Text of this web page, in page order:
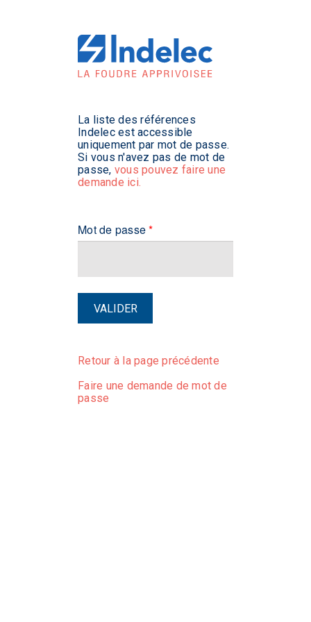
La liste des références
Indelec est accessible
uniquement par mot de passe.
Si vous n'avez pas de mot de
passe, vous pouvez faire une
demande ici.
Mot de passe*
VALIDER
Retour à la page précédente
Faire une demande de mot de
passe